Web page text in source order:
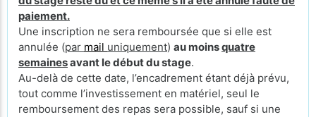
paiement.
Une inscription ne sera remboursée que si elle est
annulée (par mail uniquement) au moinsquatre
semainesavant le début du stage.
Au-delà de cette date, l’encadrement étant déjà prévu,
tout comme l’investissement en matériel, seul le
remboursement des repas sera possible, sauf si une